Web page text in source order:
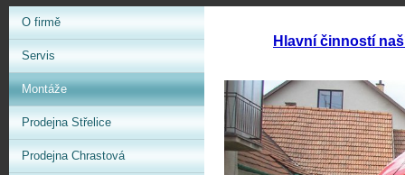
Hlavní činností
O firmě
Servis
Montáže
Prodejna Střelice
Prodejna Chrastová